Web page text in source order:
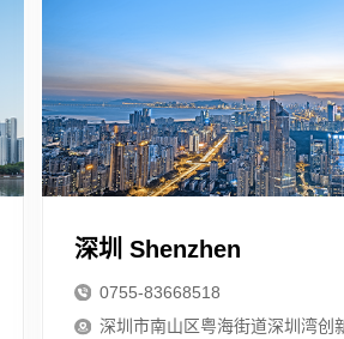
深圳 Shenzhen
0755-83668518
深圳市南山区粤海街道深圳湾创